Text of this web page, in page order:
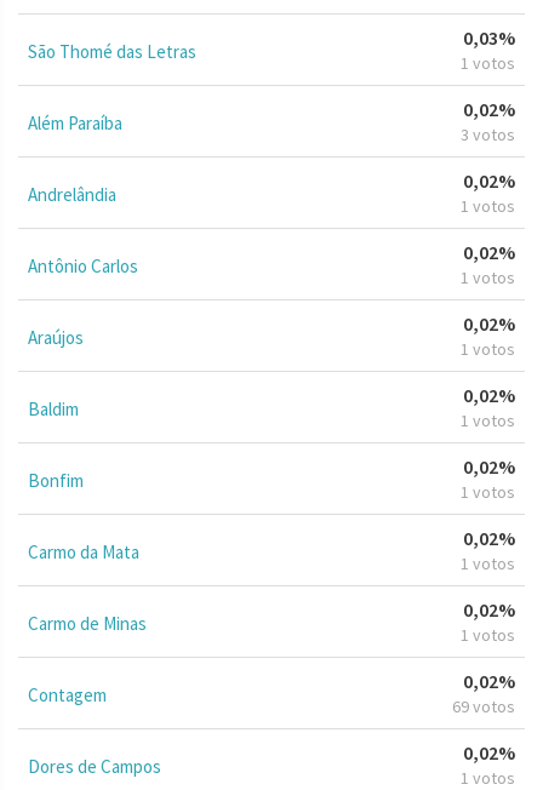
São Thomé das Letras
0,03%
1 votos
Além Paraíba
0,02%
3 votos
Andrelândia
0,02%
1 votos
Antônio Carlos
0,02%
1 votos
Araújos
0,02%
1 votos
Baldim
0,02%
1 votos
Bonfim
0,02%
1 votos
Carmo da Mata
0,02%
1 votos
Carmo de Minas
0,02%
1 votos
Contagem
0,02%
69 votos
Dores de Campos
0,02%
1 votos